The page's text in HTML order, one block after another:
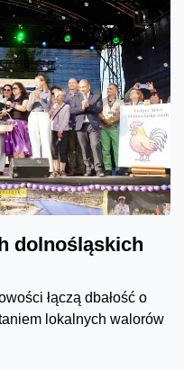
dolnośląskich
łączą dbałość o
lokalnych walorów